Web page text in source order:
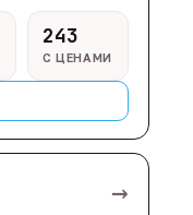
243
С ЦЕНАМИ
→